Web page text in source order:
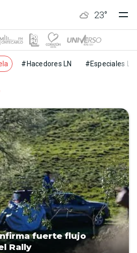
23°
#Hacedores LN #Especiales LN
fuerte flujo
Rally